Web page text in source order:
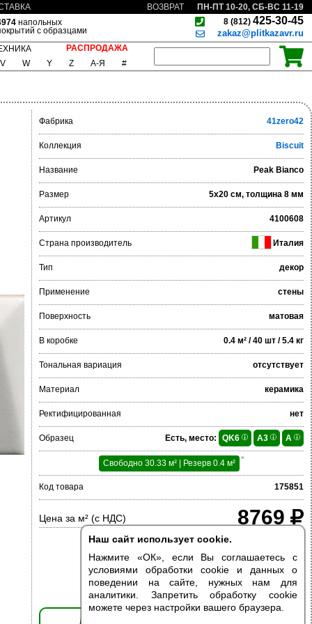
Наш сайт использует cookie.
Нажмите «ОК», если Вы соглашаетесь с
условиями обработки cookie и данных о
поведении на сайте, нужных нам для
аналитики. Запретить обработку cookie
можете через настройки вашего браузера.
ВОЗВРАТ
ПН-ПТ 10-20, СБ-ВС 11-19
напольных
с образцами
8 (812) 425-30-45
zakaz@plitkazavr.ru
РАСПРОДАЖА
V W Y Z А-Я #
Фабрика 41zero42
Коллекция Biscuit
Название Peak Bianco
Размер 5x20 см, толщина 8 мм
Артикул 4100608
Страна производитель Италия
Тип декор
Применение стены
Поверхность матовая
В коробке 0.4 м² / 40 шт / 5.4 кг
Тональная вариация отсутствует
Материал керамика
Ректифицированная нет
Образец Есть, место: QK6 A3 A
Свободно 30.33 м² | Резерв 0.4 м² *
Код товара 175851
Цена за м² (с НДС) 8769